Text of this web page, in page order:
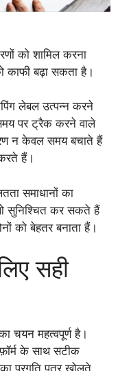
को शामिल करना
काफी बढ़ा सकता है।
लेबल उत्पन्न करने
पर ट्रैक करने वाले
न केवल समय बचाते हैं
हैं।
समाधानों का
सुनिश्चित कर सकते हैं
को बेहतर बनाता हैं।
सही
चयन महत्वपूर्ण है।
के साथ सटीक